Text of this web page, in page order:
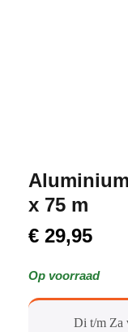
x 75 m
€ 29,95
Op voorraad
Di t/m Za